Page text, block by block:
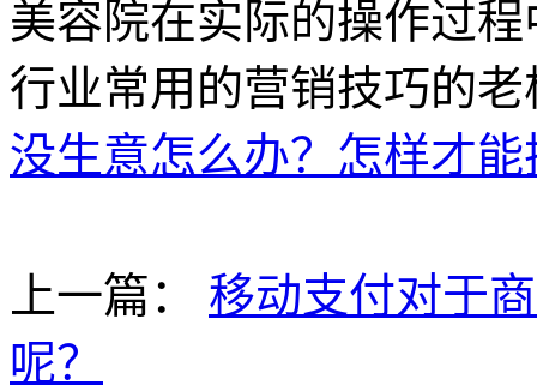
美容院在实际的操作过
行业常用的营销技巧的
没生意怎么办？怎样才
上一篇： 移动支付对于
呢？